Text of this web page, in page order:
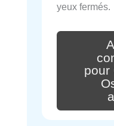
yeux fermés.
pour